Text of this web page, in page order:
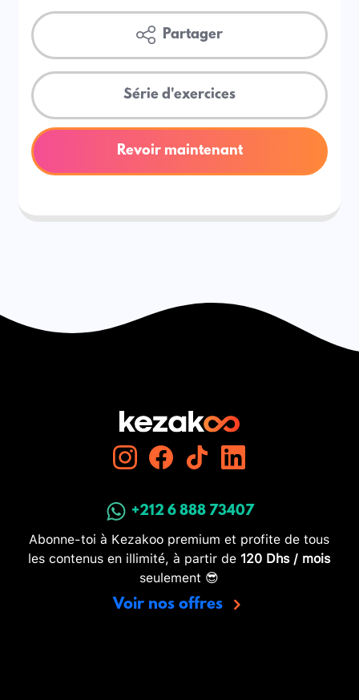
Partager
Série d'exercices
Revoir maintenant
+212 6 888 73407
Abonne-toi à Kezakoo premium et profite de tous
les contenus en illimité, à partir de 120 Dhs / mois
seulement 😎
Voir nos offres